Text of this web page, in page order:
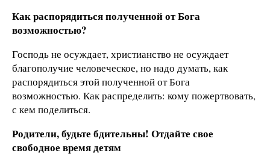
Как распорядиться полученной от Бога
возможностью?
Господь не осуждает, христианство не осуждает
благополучие человеческое, но надо думать, как
распорядиться этой полученной от Бога
возможностью. Как распределить: кому пожертвовать,
с кем поделиться.
Родители, будьте бдительны! Отдайте свое
свободное время детям